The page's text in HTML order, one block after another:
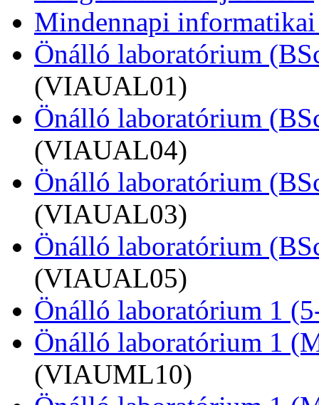
Mindennapi informatikai
Önálló laboratórium
(VIAUAL01)
Önálló laboratórium
(VIAUAL04)
Önálló laboratórium
(VIAUAL03)
Önálló laboratórium
(VIAUAL05)
Önálló laboratórium 1
Önálló laboratórium 1
(VIAUML10)